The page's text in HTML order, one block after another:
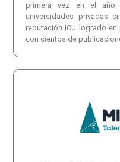
primera vez en el año
universidades privadas
reputación ICU logrado
con cientos de